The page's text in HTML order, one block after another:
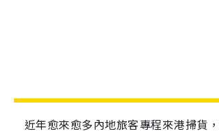
近年愈來愈多內地旅客專程來港掃貨